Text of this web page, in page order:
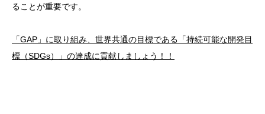
ることが重要です。
「GAP」に取り組み、世界共通の目標である「持続可能な開発目
標（SDGs）」の達成に貢献しましょう！！